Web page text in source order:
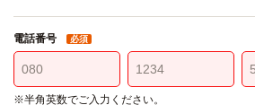
電話番号 必須
※半角英数でご入力ください。